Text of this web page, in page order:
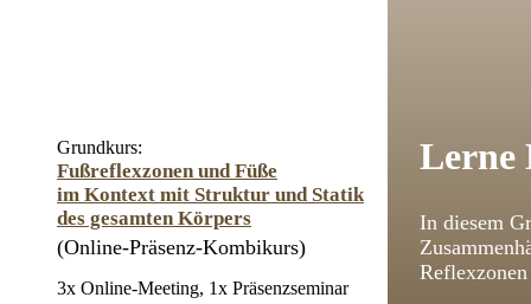
Grundkurs:
Fußreflexzonen und Füße
im Kontext mit Struktur und Statik
des gesamten Körpers
(Online-Präsenz-Kombikurs)
3x Online-Meeting, 1x Präsenzseminar
Lerne
In diesem